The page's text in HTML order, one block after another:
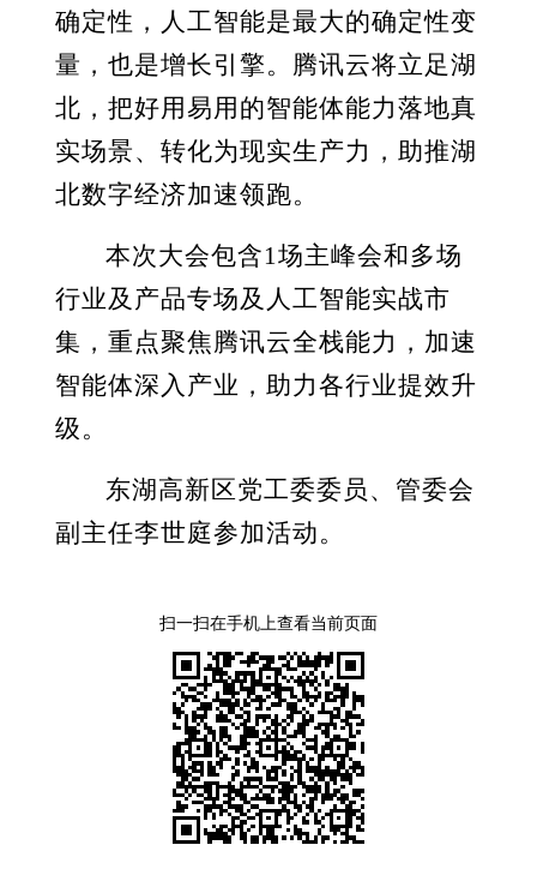
确定性，人工智能是最大的确定性变
量，也是增长引擎。腾讯云将立足湖
北，把好用易用的智能体能力落地真
实场景、转化为现实生产力，助推湖
北数字经济加速领跑。
本次大会包含1场主峰会和多场
行业及产品专场及人工智能实战市
集，重点聚焦腾讯云全栈能力，加速
智能体深入产业，助力各行业提效升
级。
东湖高新区党工委委员、管委会
副主任李世庭参加活动。
扫一扫在手机上查看当前页面